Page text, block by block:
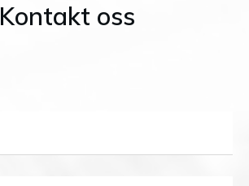
Kontakt oss